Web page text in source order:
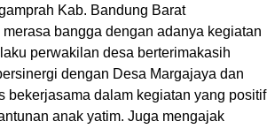
Kab. Bandung Barat
bangga dengan adanya kegiatan
perwakilan desa berterimakasih
dengan Desa Margajaya dan
bekerjasama dalam kegiatan yang positif
anak yatim. Juga mengajak